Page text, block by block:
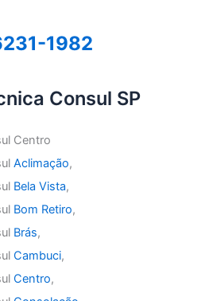
1982
Consul SP
Centro
Aclimação,
Bela Vista,
Bom Retiro,
Brás,
Cambuci,
Centro,